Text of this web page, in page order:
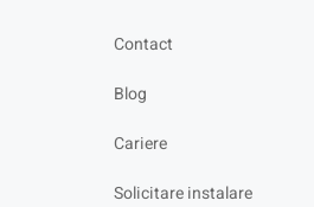
Contact
Blog
Cariere
Solicitare instalare